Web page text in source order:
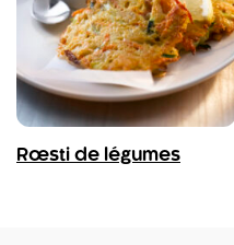
Rœsti de légumes